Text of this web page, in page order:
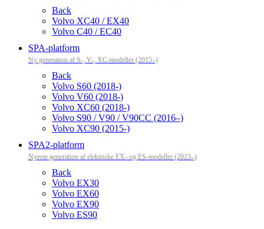
Back
Volvo XC40 / EX40
Volvo C40 / EC40
SPA-platform
Ny generation af S-, V-, XC-modeller (2015–)
Back
Volvo S60 (2018-)
Volvo V60 (2018-)
Volvo XC60 (2018-)
Volvo S90 / V90 / V90CC (2016–)
Volvo XC90 (2015-)
SPA2-platform
Nyeste generation af elektriske EX- og ES-modeller (2023–)
Back
Volvo EX30
Volvo EX60
Volvo EX90
Volvo ES90